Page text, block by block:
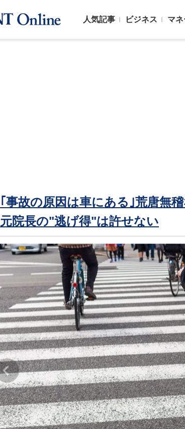
人気記事 ビジネス マ
｢事故の原因は車にある｣荒唐無
元院長の"逃げ得"は許せない